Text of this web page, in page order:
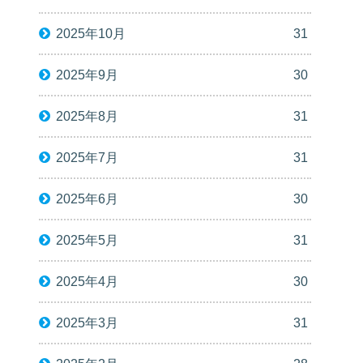
2025年10月 31
2025年9月 30
2025年8月 31
2025年7月 31
2025年6月 30
2025年5月 31
2025年4月 30
2025年3月 31